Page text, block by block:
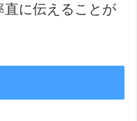
直に伝えることが